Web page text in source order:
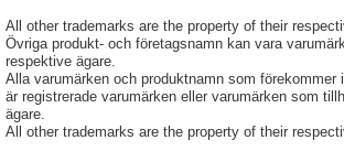
All other trademarks are the property of their
Övriga produkt- och företagsnamn kan vara
respektive ägare.
Alla varumärken och produktnamn som förekommer
är registrerade varumärken eller varumärken som
ägare.
All other trademarks are the property of their